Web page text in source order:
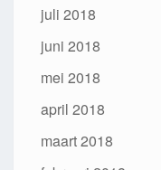
juli 2018
juni 2018
mei 2018
april 2018
maart 2018